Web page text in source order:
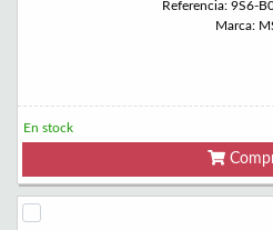
Referencia: 9S6-
Marca:
En stock